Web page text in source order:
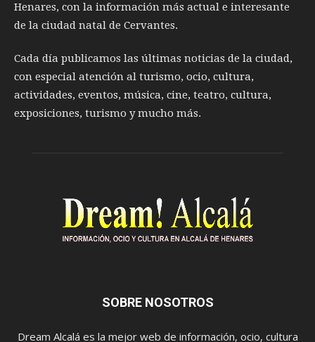
Henares, con la información más actual e interesante
de la ciudad natal de Cervantes.
Cada día publicamos las últimas noticias de la ciudad,
con especial atención al turismo, ocio, cultura,
actividades, eventos, música, cine, teatro, cultura,
exposiciones, turismo y mucho más.
SOBRE NOSOTROS
Dream Alcalá es la mejor web de información, ocio, cultura